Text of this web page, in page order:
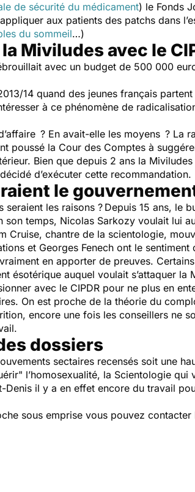
de sécurité du médicament) le Fonds
aux patients des patchs dans
du sommeil…)
Miviludes avec le
avec un budget de 500 000
14 quand des jeunes français
à ce phénomène de
? En avait-elle les moyens ? La
poussé la Cour des Comptes à
Bien que depuis 2 ans la
d’exécuter cette recommandation.
le
seraient les raisons ?Depuis 15 ans, le
son temps, Nicolas Sarkozy voulait lui
Cruise, chantre de la scientologie,
et Georges Fenech ont le
en apporter de preuves.
ésotérique auquel voulait s’attaquer la
avec le CIPDR pour ne plus en
On est proche de la théorie du
encore une fois les conseillers ne
dossiers
sectaires recensés soit une
l’homosexualité, la Scientologie qui
il y a en effet encore du travail
sous emprise vous pouvez